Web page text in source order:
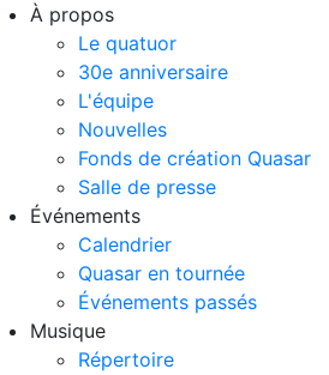
À propos
Le quatuor
30e anniversaire
L'équipe
Nouvelles
Fonds de création Quasar
Salle de presse
Événements
Calendrier
Quasar en tournée
Événements passés
Musique
Répertoire